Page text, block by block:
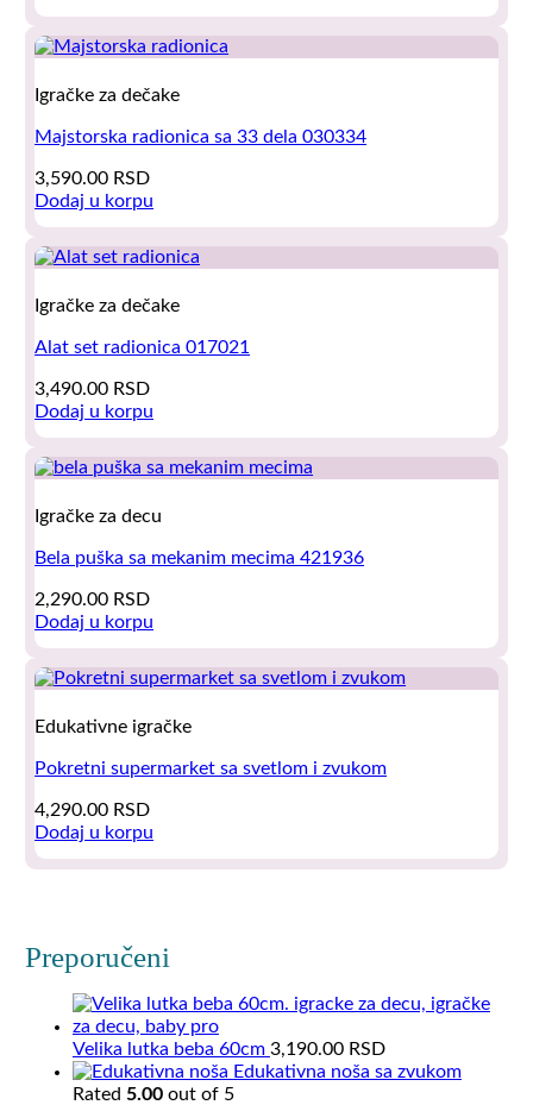
Igračke za dečake
Majstorska radionica sa 33 dela 030334
3,590.00 RSD
Dodaj u korpu
Igračke za dečake
Alat set radionica 017021
3,490.00 RSD
Dodaj u korpu
Igračke za decu
Bela puška sa mekanim mecima 421936
2,290.00 RSD
Dodaj u korpu
Edukativne igračke
Pokretni supermarket sa svetlom i zvukom
4,290.00 RSD
Dodaj u korpu
Preporučeni
Velika lutka beba 60cm 3,190.00 RSD
Edukativna noša sa zvukom
Rated 5.00out of 5